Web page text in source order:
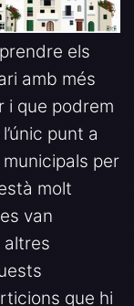
els
amb més
i que podrem
punt a
per
molt
van
altres
que hi